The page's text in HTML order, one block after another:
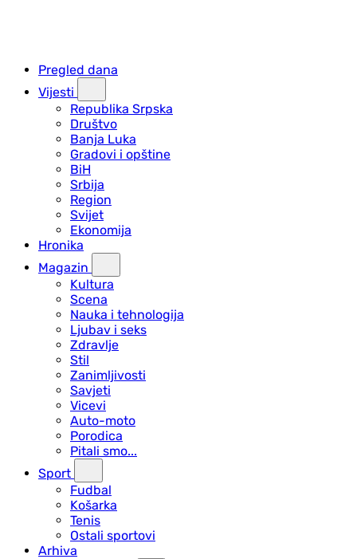
Pregled dana
Vijesti
Republika Srpska
Društvo
Banja Luka
Gradovi i opštine
BiH
Srbija
Region
Svijet
Ekonomija
Hronika
Magazin
Kultura
Scena
Nauka i tehnologija
Ljubav i seks
Zdravlje
Stil
Zanimljivosti
Savjeti
Vicevi
Auto-moto
Porodica
Pitali smo...
Sport
Fudbal
Košarka
Tenis
Ostali sportovi
Arhiva